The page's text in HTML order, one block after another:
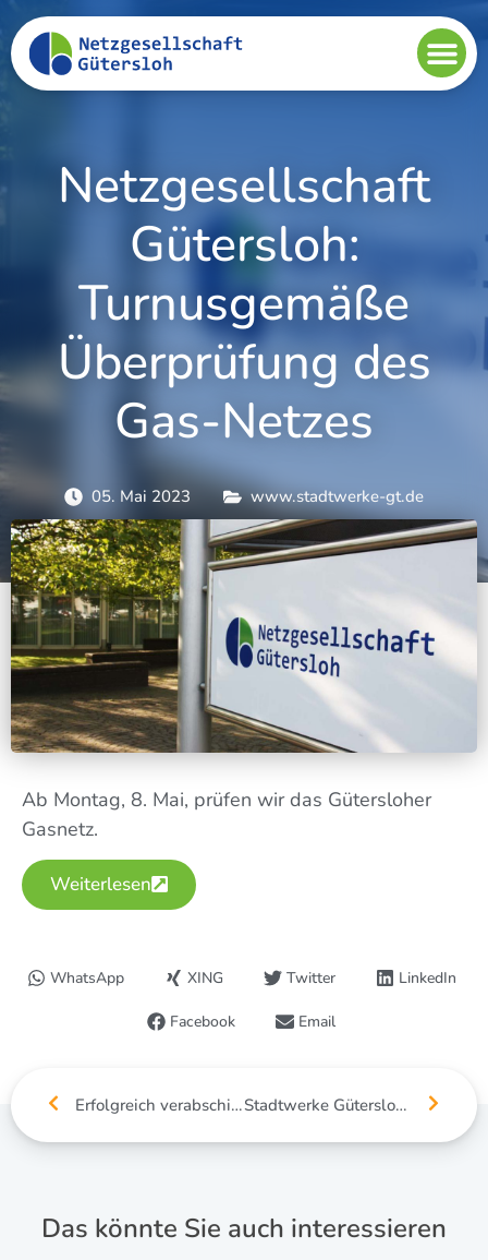
Netzgesellschaft
Gütersloh:
Turnusgemäße
Überprüfung des
Gas-Netzes
05. Mai 2023 www.stadtwerke-gt.de
Ab Mon­tag, 8. Mai, prü­fen wir das Güters­lo­her
Gasnetz.
Wei­ter­le­sen
WhatsApp XING Twitter LinkedIn
Facebook Email
Erfolgreich verabschiedet: Unsere Auszubildenden starten ins Berufsleben Stadtwerke Gütersloh warnen erneut vor Betrugsmasche
Das könnte Sie auch interessieren